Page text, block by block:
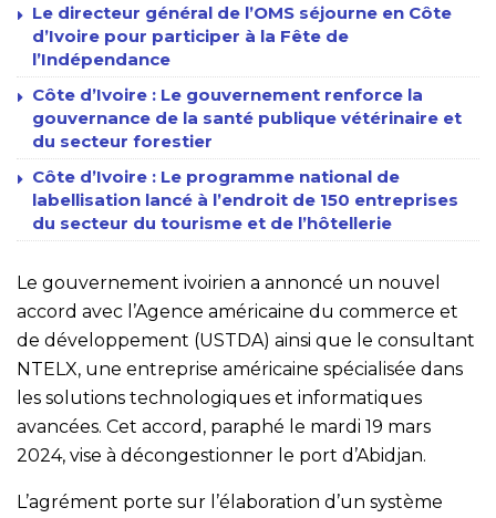
Le directeur général de l’OMS séjourne en Côte
d’Ivoire pour participer à la Fête de
l’Indépendance
Côte d’Ivoire : Le gouvernement renforce la
gouvernance de la santé publique vétérinaire et
du secteur forestier
Côte d’Ivoire : Le programme national de
labellisation lancé à l’endroit de 150 entreprises
du secteur du tourisme et de l’hôtellerie
Le gouvernement ivoirien a annoncé un nouvel
accord avec l’Agence américaine du commerce et
de développement (USTDA) ainsi que le consultant
NTELX, une entreprise américaine spécialisée dans
les solutions technologiques et informatiques
avancées. Cet accord, paraphé le mardi 19 mars
2024, vise à décongestionner le port d’Abidjan.
L’agrément porte sur l’élaboration d’un système